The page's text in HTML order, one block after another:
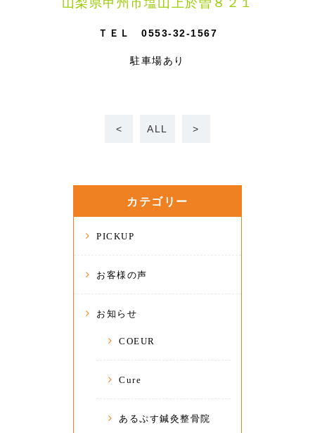
山梨県甲州市塩山上於曽８２１
ＴＥＬ 0553-32-1567
駐車場あり
< ALL >
カテゴリー
PICKUP
お客様の声
お知らせ
COEUR
Cure
あるぷす鍼灸整骨院